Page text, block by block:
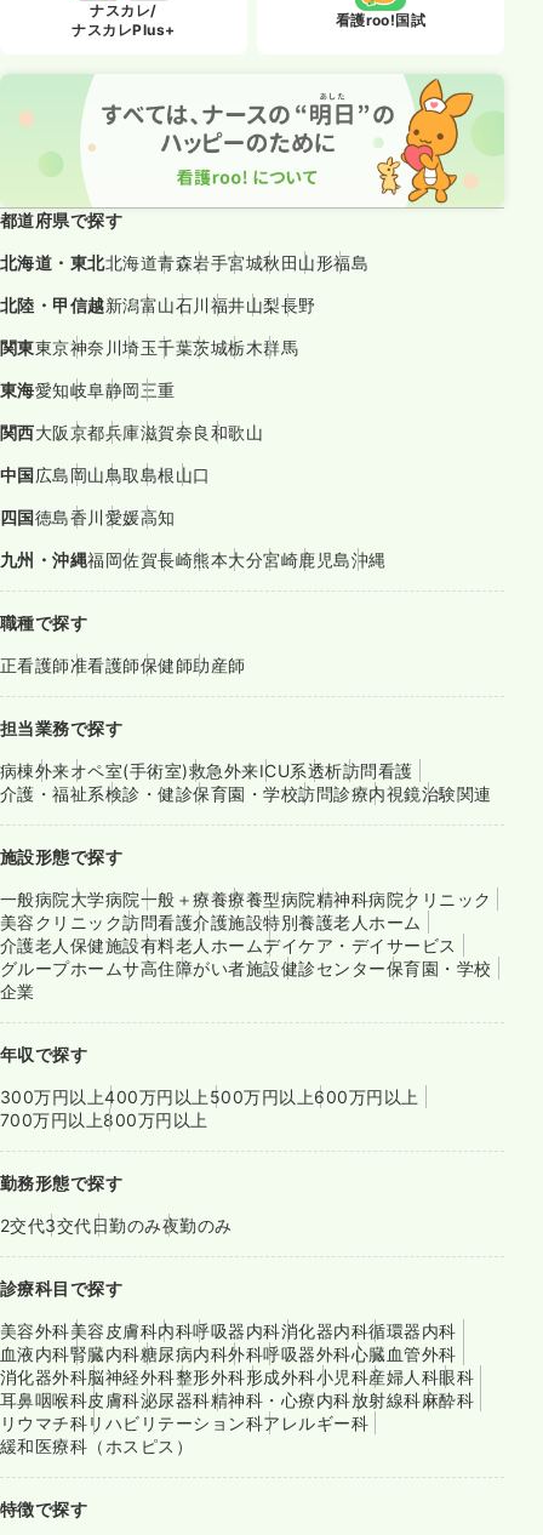
ナスカレ/
ナスカレPlus+
看護roo!国試
都道府県で探す
北海道・東北北海道青森岩手宮城秋田山形福島
北陸・甲信越新潟富山石川福井山梨長野
関東東京神奈川埼玉千葉茨城栃木群馬
東海愛知岐阜静岡三重
関西大阪京都兵庫滋賀奈良和歌山
中国広島岡山鳥取島根山口
四国徳島香川愛媛高知
九州・沖縄福岡佐賀長崎熊本大分宮崎鹿児島沖縄
職種で探す
正看護師准看護師保健師助産師
担当業務で探す
病棟外来オペ室(手術室)救急外来ICU系透析訪問看護
介護・福祉系検診・健診保育園・学校訪問診療内視鏡治験関連
施設形態で探す
一般病院大学病院一般＋療養療養型病院精神科病院クリニック
美容クリニック訪問看護介護施設特別養護老人ホーム
介護老人保健施設有料老人ホームデイケア・デイサービス
グループホームサ高住障がい者施設健診センター保育園・学校
企業
年収で探す
300万円以上400万円以上 500万円以上600万円以上
700万円以上800万円以上
勤務形態で探す
2交代3交代日勤のみ夜勤のみ
診療科目で探す
美容外科美容皮膚科内科呼吸器内科消化器内科循環器内科
血液内科腎臓内科糖尿病内科外科呼吸器外科心臓血管外科
消化器外科脳神経外科整形外科形成外科小児科産婦人科眼科
耳鼻咽喉科皮膚科泌尿器科精神科・心療内科放射線科麻酔科
リウマチ科リハビリテーション科アレルギー科
緩和医療科（ホスピス）
特徴で探す